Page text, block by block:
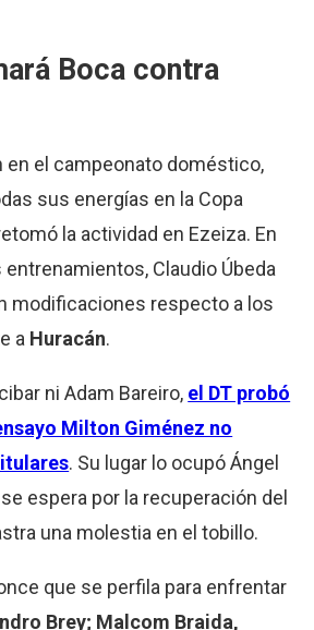
Boca contra
en el campeonato doméstico,
sus energías en la Copa
la actividad en Ezeiza. En
Claudio Úbeda
modificaciones respecto a los
a Huracán.
ni Adam Bareiro, el DT probó
Milton Giménez no
. Su lugar lo ocupó Ángel
espera por la recuperación del
una molestia en el tobillo.
que se perfila para enfrentar
Brey; Malcom Braida,